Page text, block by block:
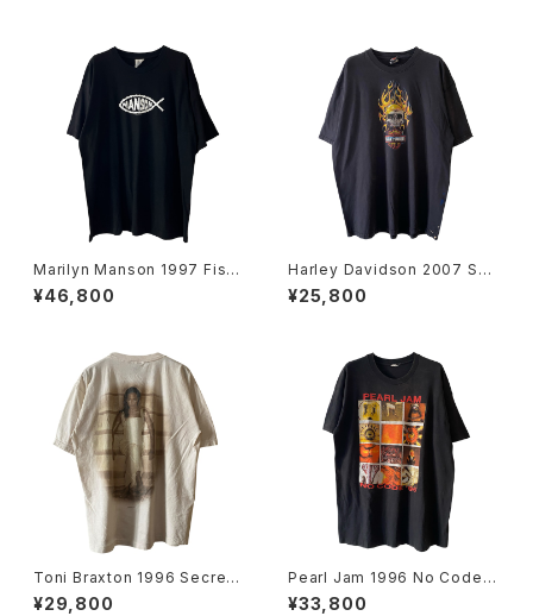
Marilyn Manson 1997 Fish
Logo Band Tee
¥46,800
Harley Davidson 2007 Sku
ll Flame Tee
¥25,800
Toni Braxton 1996 Secrets
Rap Tee
¥29,800
Pearl Jam 1996 No Code T
our Band Tee
¥33,800